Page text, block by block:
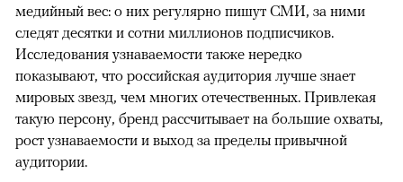
медийный вес: о них регулярно пишут СМИ, за ними
следят десятки и сотни миллионов подписчиков.
Исследования узнаваемости также нередко
показывают, что российская аудитория лучше знает
мировых звезд, чем многих отечественных. Привлекая
такую персону, бренд рассчитывает на большие охваты,
рост узнаваемости и выход за пределы привычной
аудитории.